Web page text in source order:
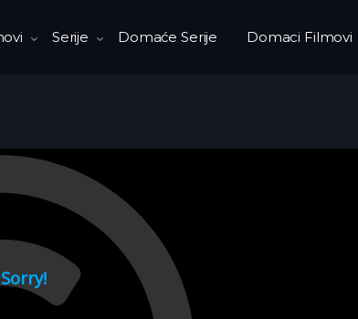
Serije Domaće Serije Domaci Filmovi